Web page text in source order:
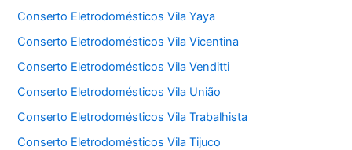
Conserto Eletrodomésticos Vila Yaya
Conserto Eletrodomésticos Vila Vicentina
Conserto Eletrodomésticos Vila Venditti
Conserto Eletrodomésticos Vila União
Conserto Eletrodomésticos Vila Trabalhista
Conserto Eletrodomésticos Vila Tijuco